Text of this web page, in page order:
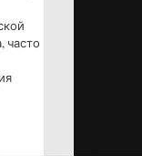
часто